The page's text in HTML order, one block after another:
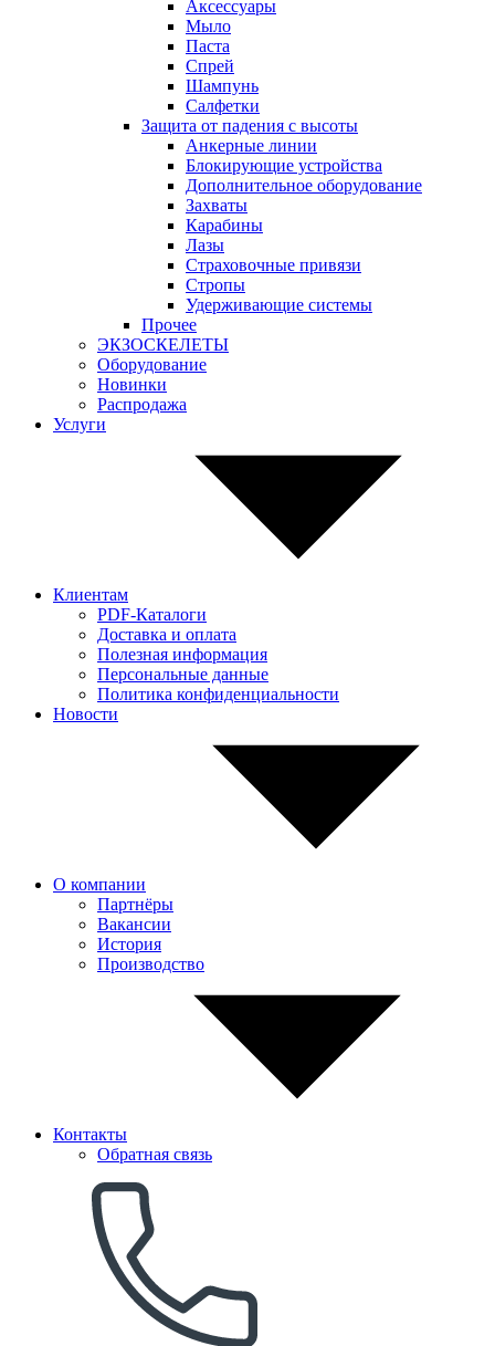
Аксессуары
Мыло
Паста
Спрей
Шампунь
Салфетки
Защита от падения с высоты
Анкерные линии
Блокирующие устройства
Дополнительное оборудование
Захваты
Карабины
Лазы
Страховочные привязи
Стропы
Удерживающие системы
Прочее
ЭКЗОСКЕЛЕТЫ
Оборудование
Новинки
Распродажа
Услуги
Клиентам
PDF-Каталоги
Доставка и оплата
Полезная информация
Персональные данные
Политика конфиденциальности
Новости
О компании
Партнёры
Вакансии
История
Производство
Контакты
Обратная связь